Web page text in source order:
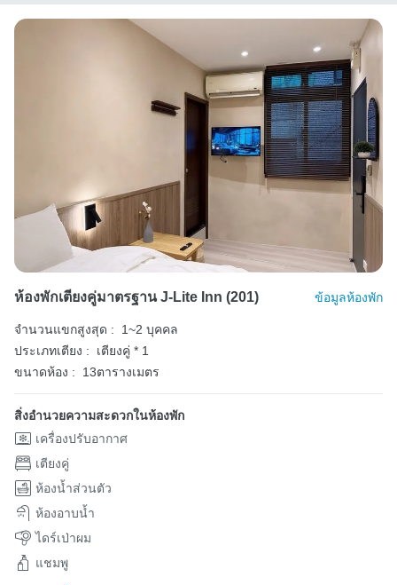
ห้องพักเตียงคู่มาตรฐาน J-Lite Inn (201) ข้อมูลห้องพัก
จำนวนแขกสูงสุด :
1~2 บุคคล
ประเภทเตียง :
เตียงคู่ * 1
ขนาดห้อง :
13ตารางเมตร
สิ่งอำนวยความสะดวกในห้องพัก
เครื่องปรับอากาศ
เตียงคู่
ห้องน้ำส่วนตัว
ห้องอาบน้ำ
ไดร์เป่าผม
แชมพู